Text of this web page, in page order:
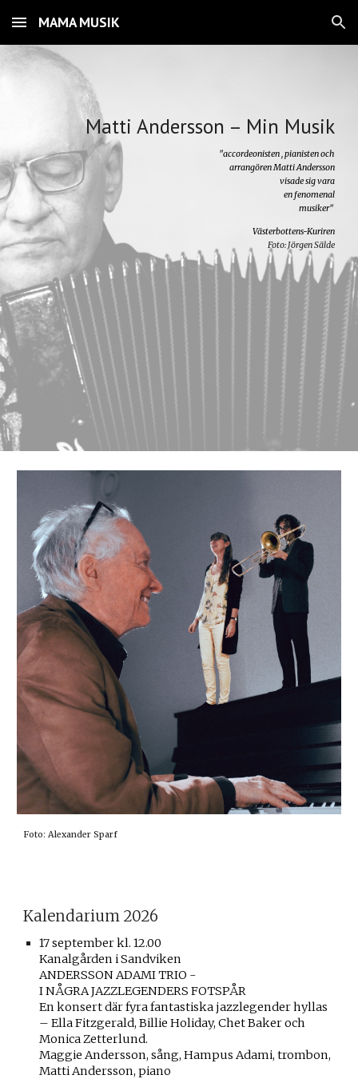
Skip to main content Skip to navigation
MAMA MUSIK
Matti Andersson – Min Musik
"accordeonisten, pianistenoch
arrangörenMatti Andersson
visade sig vara
en fenomenal
musiker"
Västerbottens-Kuriren
Foto: Jörgen Sälde
Foto: Alexander Sparf
Kalendarium 2026
17 september kl. 12.00
Kanalgården i Sandviken
ANDERSSON ADAMI TRIO -
I NÅGRA JAZZLEGENDERS FOTSPÅR
En konsert där fyra fantastiska jazzlegender hyllas
– Ella Fitzgerald, Billie Holiday, Chet Baker och
Monica Zetterlund.
Maggie Andersson, sång, Hampus Adami, trombon,
Matti Andersson, piano